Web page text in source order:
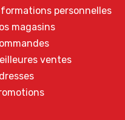
personnelles
magasins
ventes